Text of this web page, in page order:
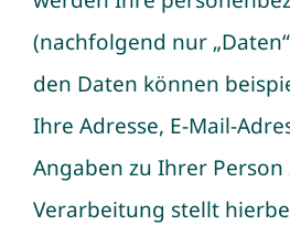
(nachfolgend nur
den Daten können
Ihre Adresse, E-Mail-
Angaben zu Ihrer Person
Verarbeitung stellt